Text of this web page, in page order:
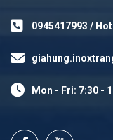
0945417993 /
Mon - Fri: 7:30 -